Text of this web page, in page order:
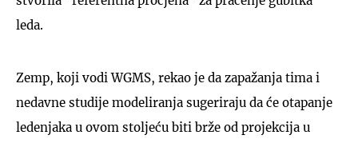
leda.
Zemp, koji vodi WGMS, rekao je da zapažanja tima i
nedavne studije modeliranja sugeriraju da će otapanje
ledenjaka u ovom stoljeću biti brže od projekcija u